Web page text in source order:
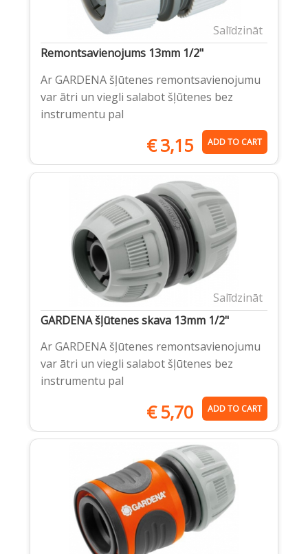
Salīdzināt
Remontsavienojums 13mm 1/2"
Ar GARDENA šļūtenes remontsavienojumu
var ātri un viegli salabot šļūtenes bez
instrumentu pal
€3,15 ADD TO CART
Salīdzināt
GARDENA šļūtenes skava 13mm 1/2"
Ar GARDENA šļūtenes remontsavienojumu
var ātri un viegli salabot šļūtenes bez
instrumentu pal
€5,70 ADD TO CART